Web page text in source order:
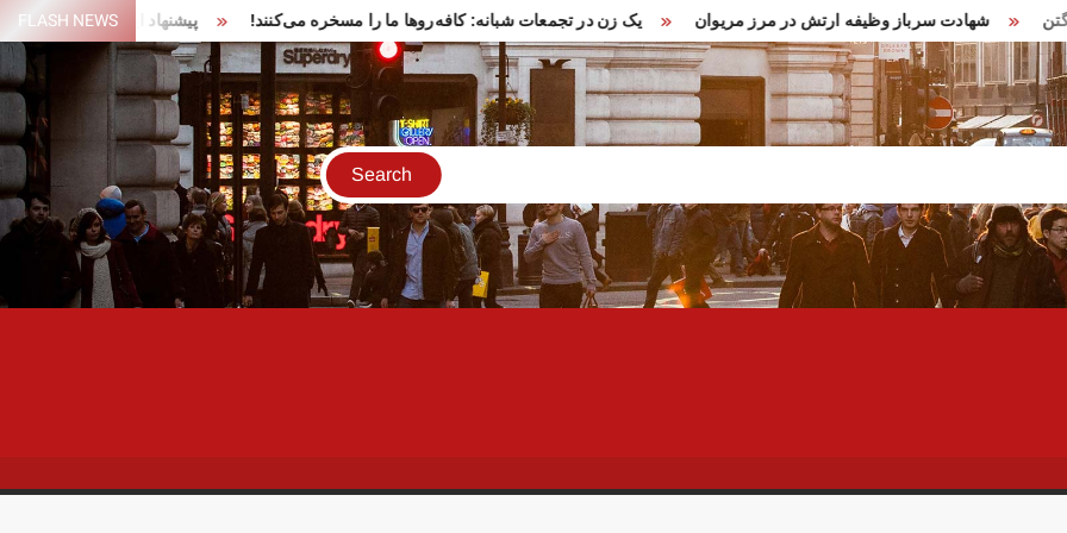
FLASH NEWS
پیشنهاد ایران برای یک زن در تجمعات شبانه: کافه‌روها ما را مسخره می‌کنند! شهادت سرباز وظیفه ارتش در مرز مریوان واشنگتن